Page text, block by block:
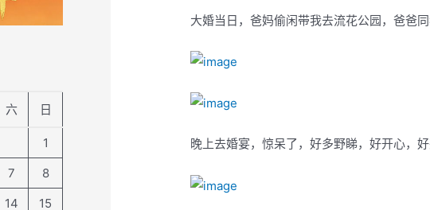
六 日
1
7
8
14
15
大婚当日，爸妈偷闲带我去流花公园，爸爸同
晚上去婚宴，惊呆了，好多野睇，好开心，好